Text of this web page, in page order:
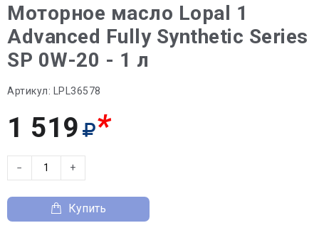
Моторное масло Lopal 1
Advanced Fully Synthetic Series
SP 0W-20 - 1 л
Артикул: LPL36578
1 519 *
− +
Купить